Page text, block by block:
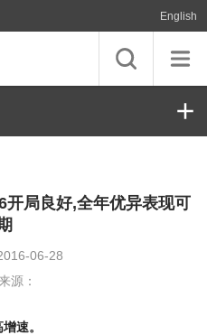
English
局良好,全年优异表现可
06-28
源：
速。